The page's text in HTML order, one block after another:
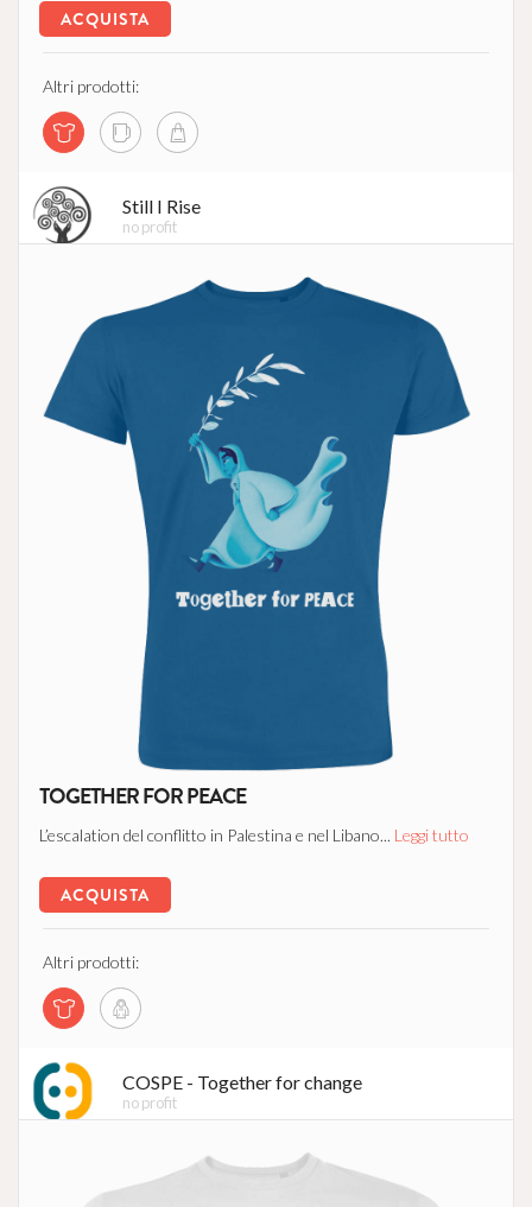
ACQUISTA
Altri prodotti:
Still I Rise
no profit
TOGETHER FOR PEACE
L’escalation del conflitto in Palestina e nel Libano... Leggi tutto
ACQUISTA
Altri prodotti:
COSPE - Together for change
no profit